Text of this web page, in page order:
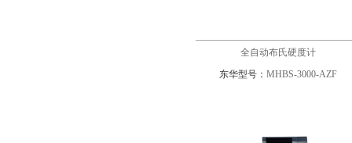
全自动布氏硬度计
东华型号： MHBS-3000-AZF